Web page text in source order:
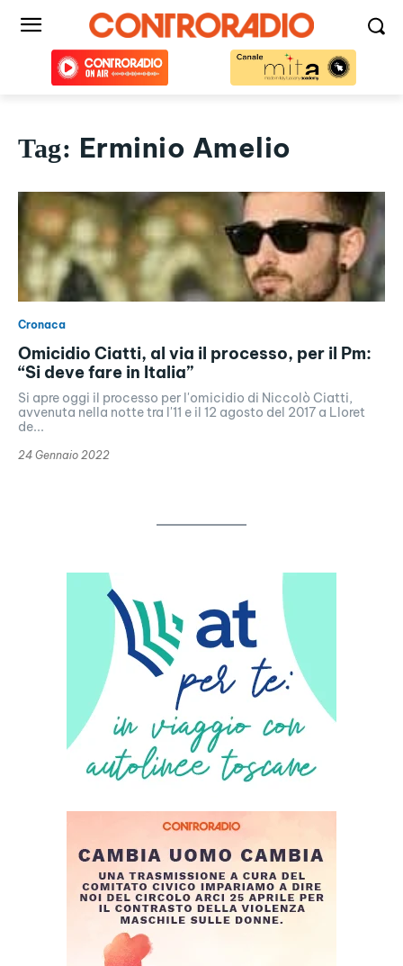
Tag: Erminio Amelio
Cronaca
Omicidio Ciatti, al via il processo, per il Pm:
“Si deve fare in Italia”
Si apre oggi il processo per l'omicidio di Niccolò Ciatti,
avvenuta nella notte tra l'11 e il 12 agosto del 2017 a Lloret
de...
24 Gennaio 2022